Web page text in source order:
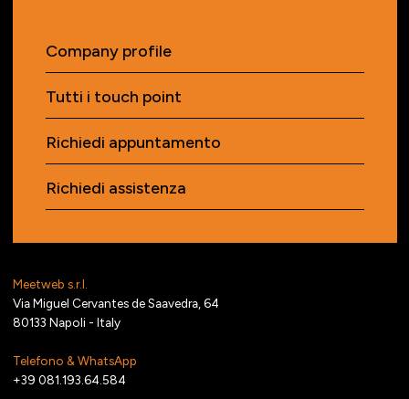
Meetweb s.r.l.
Via Miguel Cervantes de Saavedra, 64
80133 Napoli - Italy
Telefono & WhatsApp
+39 081.193.64.584
Company profile
Tutti i touch point
Richiedi appuntamento
Richiedi assistenza